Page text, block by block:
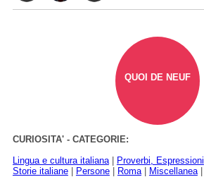
QUOI DE NEUF
CURIOSITA' - CATEGORIE:
Lingua e cultura italiana| Proverbi, Espressioni
Storie italiane| Persone| Roma| Miscellanea|